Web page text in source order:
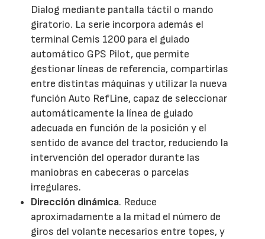
Dialog mediante pantalla táctil o mando
giratorio. La serie incorpora además el
terminal Cemis 1200 para el guiado
automático GPS Pilot, que permite
gestionar líneas de referencia, compartirlas
entre distintas máquinas y utilizar la nueva
función Auto RefLine, capaz de seleccionar
automáticamente la línea de guiado
adecuada en función de la posición y el
sentido de avance del tractor, reduciendo la
intervención del operador durante las
maniobras en cabeceras o parcelas
irregulares.
Dirección dinámica. Reduce
aproximadamente a la mitad el número de
giros del volante necesarios entre topes, y